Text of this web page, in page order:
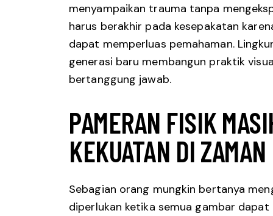
menyampaikan trauma tanpa
harus berakhir pada kesepakatan
dapat memperluas pemahaman.
generasi baru membangun praktik
bertanggung jawab.
PAMERAN FISIK
KEKUATAN DI ZAMAN
Sebagian orang mungkin bertanya
diperlukan ketika semua gambar